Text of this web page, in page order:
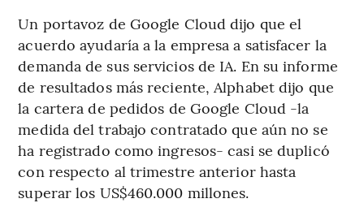
Un portavoz de Google Cloud dijo que el
acuerdo ayudaría a la empresa a satisfacer la
demanda de sus servicios de IA. En su informe
de resultados más reciente, Alphabet dijo que
la cartera de pedidos de Google Cloud -la
medida del trabajo contratado que aún no se
ha registrado como ingresos- casi se duplicó
con respecto al trimestre anterior hasta
superar los US$460.000 millones.